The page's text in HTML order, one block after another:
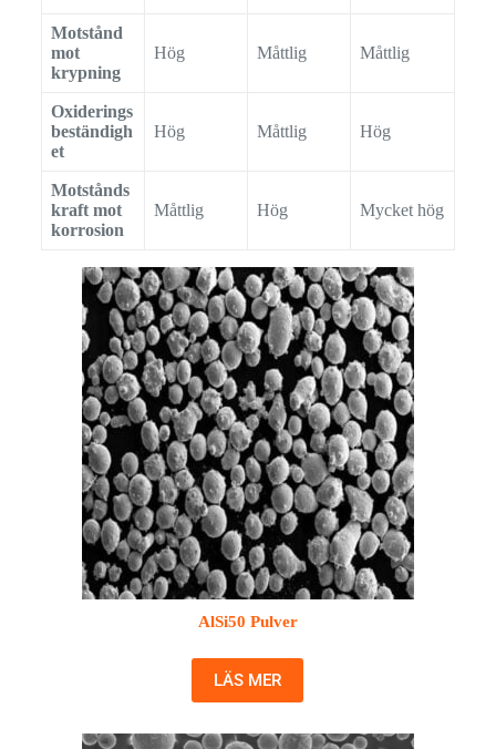
Motstånd
mot
krypning
Hög Måttlig Måttlig
Oxiderings
beständigh
et
Hög Måttlig Hög
Motstånds
kraft mot
korrosion
Måttlig Hög Mycket hög
AlSi50 Pulver
LÄS MER